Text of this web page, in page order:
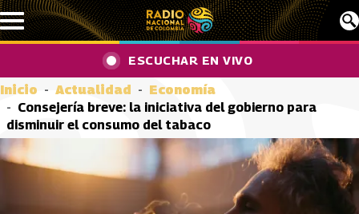
Pasar al contenido principal
ESCUCHAR EN VIVO
Inicio Actualidad
Economía
Consejería breve: la iniciativa del gobierno para
disminuir el consumo del tabaco